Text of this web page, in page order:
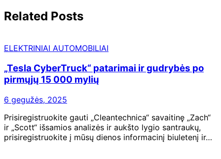
Related Posts
ELEKTRINIAI AUTOMOBILIAI
„Tesla CyberTruck“ patarimai ir gudrybės po
pirmųjų 15 000 mylių
6 gegužės, 2025
Prisiregistruokite gauti „Cleantechnica“ savaitinę „Zach“
ir „Scott“ išsamios analizės ir aukšto lygio santraukų,
prisiregistruokite į mūsų dienos informacinį biuletenį ir…